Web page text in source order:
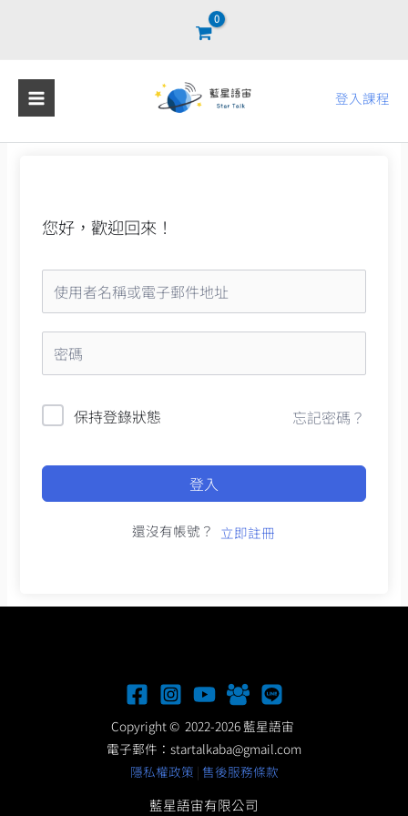
登入課程
您好，歡迎回來！
保持登錄狀態 忘記密碼？
登入
還沒有帳號？ 立即註冊
Copyright © 2022-2026 藍星語宙
電子郵件： startalkaba@gmail.com
隱私權政策 | 售後服務條款
藍星語宙有限公司